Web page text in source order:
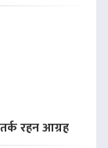
रहन आग्रह